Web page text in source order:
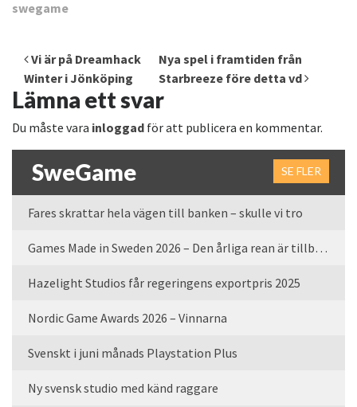
swegame
Inläggsnavigering
Vi är på Dreamhack
Winter i Jönköping
Nya spel i framtiden från
Starbreeze före detta vd
Lämna ett svar
Du måste vara inloggad för att publicera en kommentar.
SweGame SE FLER
Fares skrattar hela vägen till banken – skulle vi tro
Games Made in Sweden 2026 – Den årliga rean är tillbaka
Hazelight Studios får regeringens exportpris 2025
Nordic Game Awards 2026 – Vinnarna
Svenskt i juni månads Playstation Plus
Ny svensk studio med känd raggare